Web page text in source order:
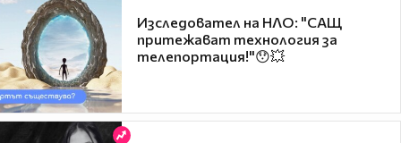
Изследовател на НЛО: "САЩ
притежават технология за
телепортация!"😯💥